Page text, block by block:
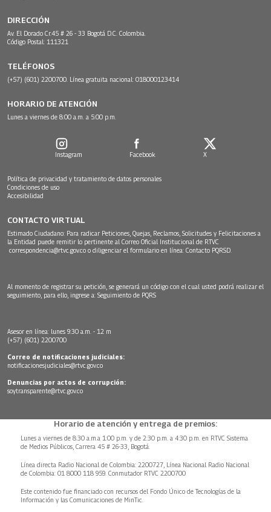
DIRECCIÓN
Av. El Dorado Cr.45 # 26 - 33 Bogotá D.C. Colombia.
Código Postal: 111321
TELÉFONOS
(+57) (601) 2200700. Línea gratuita nacional: 018000123414
HORARIO DE ATENCIÓN
Lunes a viernes de 8:00 a.m. a 5:00 p.m.
Instagram Facebook X
Política de privacidad y tratamiento de datos personales
Condiciones de uso
Accesibilidad
CONTACTO VIRTUAL
Estimado Ciudadano: Para radicar Peticiones, Quejas, Reclamos, Solicitudes y Felicitaciones a
la Entidad puede remitir lo pertinente al Correo Oficial Institucional de RTVC
correspondencia@rtvc.gov.co o diligenciar el formulario en línea: Contacto PQRSD.
Al momento de registrar su petición, se generará un código con el cual usted podrá realizar el
seguimiento, para ello, ingrese a: Seguimiento de PQRS
Asesor en línea: lunes 9:30 a.m. - 12 m
(+57) (601) 2200700
Correo de notificaciones judiciales:
notificacionesjudiciales@rtvc.gov.co
Denuncias por actos de corrupción:
soytransparente@rtvc.gov.co
Horario de atención y entrega de premios:
Lunes a viernes de 8:30 a.m.a 1:00 p.m. y de 2:30 p.m. a 4:30 p.m. en RTVC Sistema
de Medios Públicos, Carrera 45 # 26-33, Bogotá.
Línea directa Radio Nacional de Colombia: 2200727, Línea Nacional Radio Nacional
de Colombia: 01 8000 118 959. Conmutador RTVC 2200700
Este contenido fue financiado con recursos del Fondo Único de Tecnologías de la
Información y las Comunicaciones de MinTic.